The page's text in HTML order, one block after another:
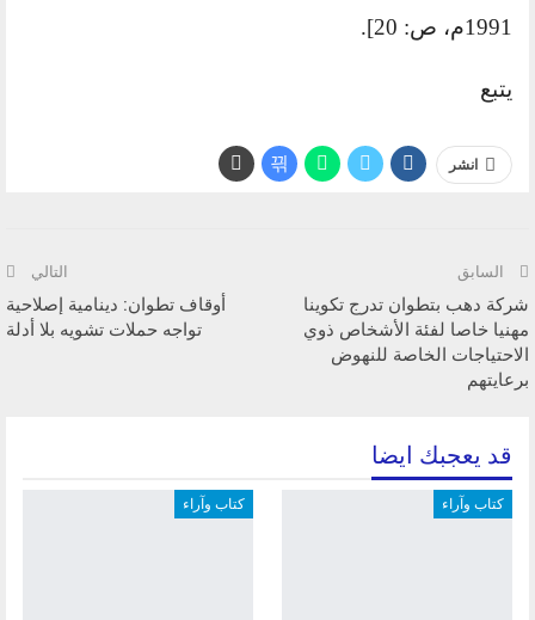
1991م، ص: 20].
يتبع
انشر
السابق
شركة دهب بتطوان تدرج تكوينا
مهنيا خاصا لفئة الأشخاص ذوي
الاحتياجات الخاصة للنهوض
برعايتهم
التالي
أوقاف تطوان: دينامية إصلاحية
تواجه حملات تشويه بلا أدلة
قد يعجبك ايضا
كتاب وآراء كتاب وآراء